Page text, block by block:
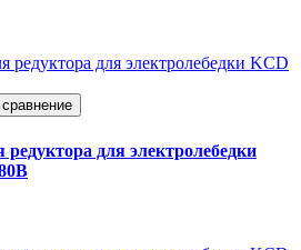
для электролебедки